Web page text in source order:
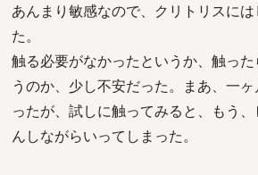
あんまり敏感なので、クリトリスに
た。
触る必要がなかったというか、触っ
うのか、少し不安だった。まあ、一
ったが、試しに触ってみると、もう
んしながらいってしまった。